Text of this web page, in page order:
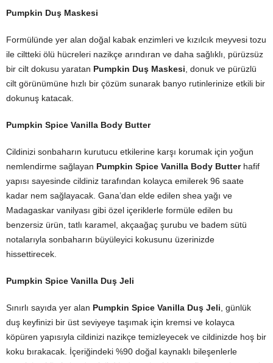
Pumpkin Duş Maskesi
Formülünde yer alan doğal kabak enzimleri ve kızılcık meyvesi tozu
ile ciltteki ölü hücreleri nazikçe arındıran ve daha sağlıklı, pürüzsüz
bir cilt dokusu yaratan Pumpkin Duş Maskesi , donuk ve pürüzlü
cilt görünümüne hızlı bir çözüm sunarak banyo rutinlerinize etkili bir
dokunuş katacak.
Pumpkin Spice Vanilla Body Butter
Cildinizi sonbaharın kurutucu etkilerine karşı korumak için yoğun
nemlendirme sağlayan Pumpkin Spice Vanilla Body Butter hafif
yapısı sayesinde cildiniz tarafından kolayca emilerek 96 saate
kadar nem sağlayacak. Gana’dan elde edilen shea yağı ve
Madagaskar vanilyası gibi özel içeriklerle formüle edilen bu
benzersiz ürün, tatlı karamel, akçaağaç şurubu ve badem sütü
notalarıyla sonbaharın büyüleyici kokusunu üzerinizde
hissettirecek.
Pumpkin Spice Vanilla Duş Jeli
Sınırlı sayıda yer alan Pumpkin Spice Vanilla Duş Jeli , günlük
duş keyfinizi bir üst seviyeye taşımak için kremsi ve kolayca
köpüren yapısıyla cildinizi nazikçe temizleyecek ve cildinizde hoş bir
koku bırakacak. İçeriğindeki %90 doğal kaynaklı bileşenlerle